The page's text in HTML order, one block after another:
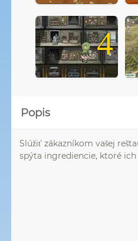
4
Popis
Slúžiť zákazníkom vašej
spýta ingrediencie, ktoré